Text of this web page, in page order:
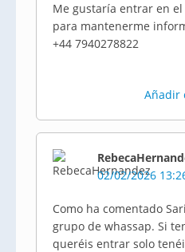
Me gustaría entrar en
para mantenerme
+44 7940278822
Añadir
02/02/2026
Como ha comentado
grupo de whassap. Si
queréis entrar solo